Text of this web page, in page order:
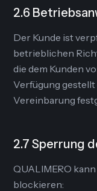
2.6
Der Kunde ist
betrieblichen
die dem Kunden
Verfügung
Vereinbarung
2.7 Sperrung
QUALIMERO
blockieren: